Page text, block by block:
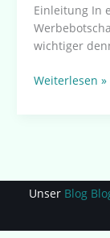
Einleitung In
wichtiger
Weiterlesen »
Unser Blog